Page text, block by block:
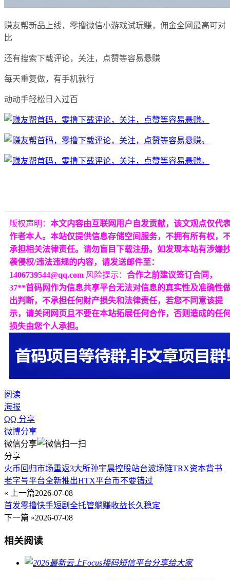
赚友帮新品上线，零撸微信小游戏试玩赚，佣金全网最高可对
比
还有搜索下载评论，关注，点赞等容易悬赚
每天重复做，有手机就行
动动手轻松日入过百
版权声明： 本文内容由互联网用户自发贡献，该文观点仅代
作者本人。本站仅提供信息存储空间服务，不拥有所有权，
承担相关法律责任。请勿盲目下载注册。如发现本站有涉嫌
袭侵权/违法违规的内容，请发送邮件至：
1406739544@qq.com 风险提示： 合作之前建议签订合同，
37**首码网作为信息共享平台无法对信息的真实性及准确性
出判断，不承担任何财产损失和法律责任，若您不同意该提
示，请关闭网页且不要在本站拓展任何合作，否则造成的任
损失由您个人承担。
阅读
海报
QQ 分享
微博分享
微信分享
分享
火币回归市场重返3大所孙宇晨控股站台波场链TRX资本背书
老字号平台全新推出HTX平台币不要错过
« 上一篇2026-07-08
首发零撸快手短剧全托管躺赚收益长久稳定
下一篇 »2026-07-08
相关阅读